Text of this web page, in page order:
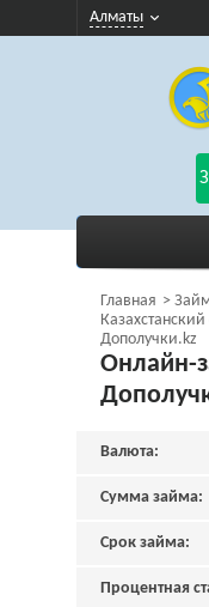
Алматы
Главная
Дополучки.kz
Онлайн-
Валюта:
Сумма займа:
Срок займа:
Процентная